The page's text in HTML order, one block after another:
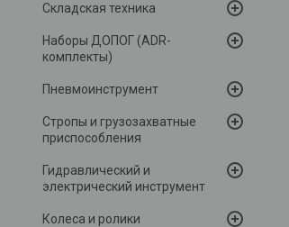
Складская техника
Наборы ДОПОГ (ADR-
комплекты)
Пневмоинструмент
Стропы и грузозахватные
приспособления
Гидравлический и
электрический инструмент
Колеса и ролики